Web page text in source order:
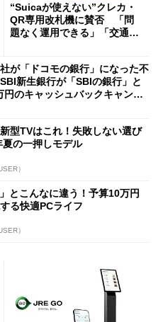
“Suicaが使えない”クレカ・
QR専用改札機に賛否 「問
題なく運用できる」「交通系I
が「ドコモの銀行」になった不
新生銀行が「SBIの銀行」と
円のキャッシュバックキャンペ
型TVはこれ！失敗しない選び
の一押しモデル
）
」とこんなに違う！予算10万円
る快適PCライフ
）